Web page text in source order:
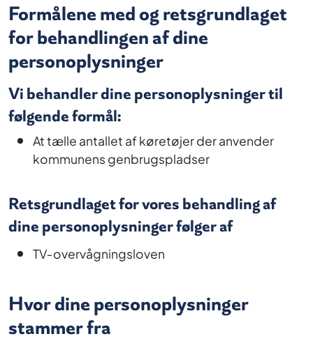
Formålene med og retsgrundlaget
for behandlingen af dine
personoplysninger
Vi behandler dine personoplysninger til
følgende formål:
At tælle antallet af køretøjer der anvender
kommunens genbrugspladser
Retsgrundlaget for vores behandling af
dine personoplysninger følger af
TV‐overvågningsloven
Hvor dine personoplysninger
stammer fra